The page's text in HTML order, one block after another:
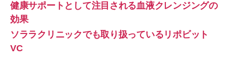
健康サポートとして注目される血液クレンジングの
効果
ソララクリニックでも取り扱っているリポビット
VC